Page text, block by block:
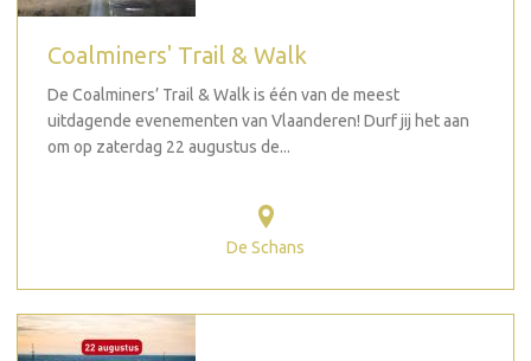
Coalminers' Trail & Walk
De Coalminers’ Trail & Walk is één van de meest
uitdagende evenementen van Vlaanderen! Durf jij het aan
om op zaterdag 22 augustus de...
De Schans